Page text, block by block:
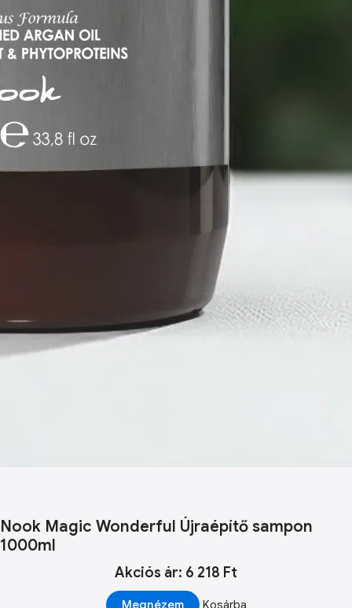
Nook Magic Wonderful Újraépítő sampon
1000ml
Akciós ár: 6 218 Ft
Megnézem Kosárba